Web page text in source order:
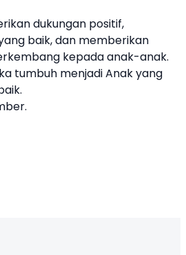
dukungan positif,
baik, dan memberikan
kepada anak-anak.
tumbuh menjadi Anak yang